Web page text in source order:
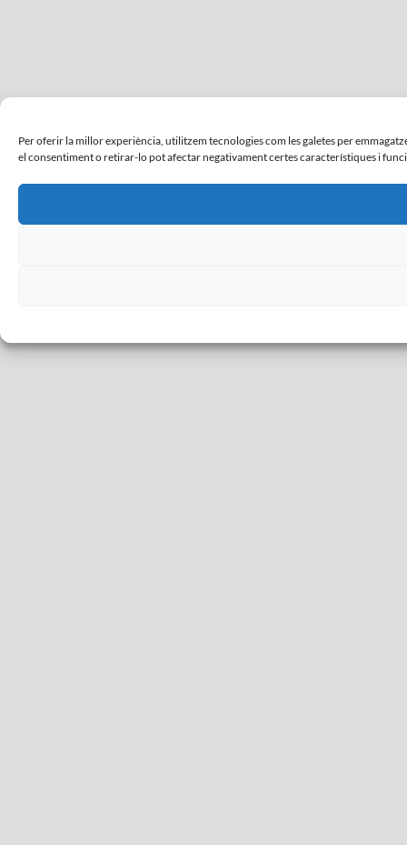
Per oferir la millor experiència, utilitzem tecnologies com les galetes per
el consentiment o retirar-lo pot afectar negativament certes característiques i